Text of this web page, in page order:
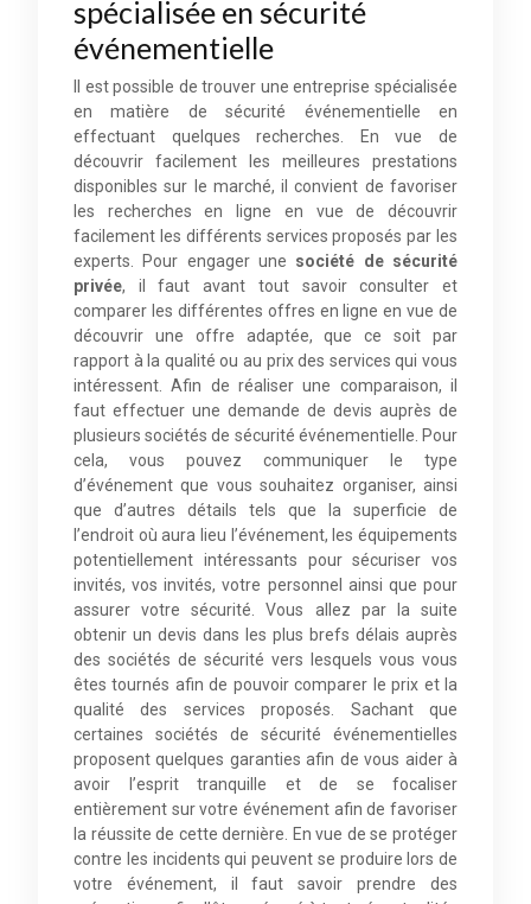
spécialisée en sécurité
événementielle
Il est possible de trouver une entreprise spécialisée
en matière de sécurité événementielle en
effectuant quelques recherches. En vue de
découvrir facilement les meilleures prestations
disponibles sur le marché, il convient de favoriser
les recherches en ligne en vue de découvrir
facilement les différents services proposés par les
experts. Pour engager une société de sécurité
privée, il faut avant tout savoir consulter et
comparer les différentes offres en ligne en vue de
découvrir une offre adaptée, que ce soit par
rapport à la qualité ou au prix des services qui vous
intéressent. Afin de réaliser une comparaison, il
faut effectuer une demande de devis auprès de
plusieurs sociétés de sécurité événementielle. Pour
cela, vous pouvez communiquer le type
d’événement que vous souhaitez organiser, ainsi
que d’autres détails tels que la superficie de
l’endroit où aura lieu l’événement, les équipements
potentiellement intéressants pour sécuriser vos
invités, vos invités, votre personnel ainsi que pour
assurer votre sécurité. Vous allez par la suite
obtenir un devis dans les plus brefs délais auprès
des sociétés de sécurité vers lesquels vous vous
êtes tournés afin de pouvoir comparer le prix et la
qualité des services proposés. Sachant que
certaines sociétés de sécurité événementielles
proposent quelques garanties afin de vous aider à
avoir l’esprit tranquille et de se focaliser
entièrement sur votre événement afin de favoriser
la réussite de cette dernière. En vue de se protéger
contre les incidents qui peuvent se produire lors de
votre événement, il faut savoir prendre des